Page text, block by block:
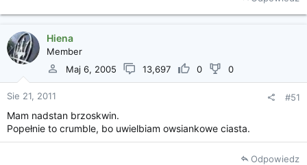
Hiena
Member
Maj 6, 2005
13,697 0 0
Sie 21, 2011 #51
Mam nadstan brzoskwin.
Popełnie to crumble, bo uwielbiam owsiankowe ciasta.
Odpowiedz